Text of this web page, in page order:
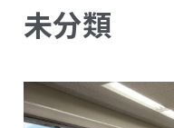
未分類